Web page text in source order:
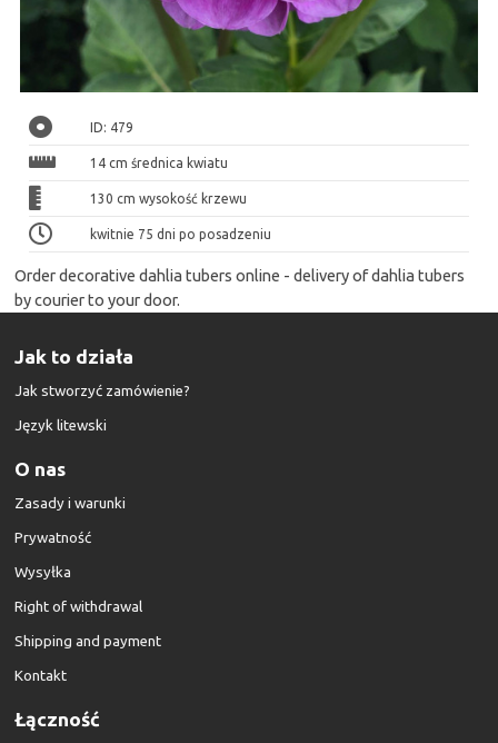
ID: 479
14 cm średnica kwiatu
130 cm wysokość krzewu
kwitnie 75 dni po posadzeniu
Order decorative dahlia tubers online - delivery of dahlia tubers
by courier to your door.
Jak to działa
Jak stworzyć zamówienie?
Język litewski
O nas
Zasady i warunki
Prywatność
Wysyłka
Right of withdrawal
Shipping and payment
Kontakt
Łączność